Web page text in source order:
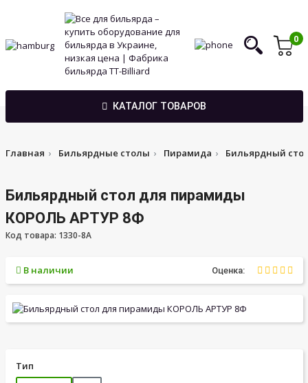
0
КАТАЛОГ ТОВАРОВ
Главная Бильярдные столы Пирамида Бильярдный
Бильярдный стол для пирамиды
КОРОЛЬ АРТУР 8Ф
Код товара: 1330-8A
В наличии Оценка:
Тип